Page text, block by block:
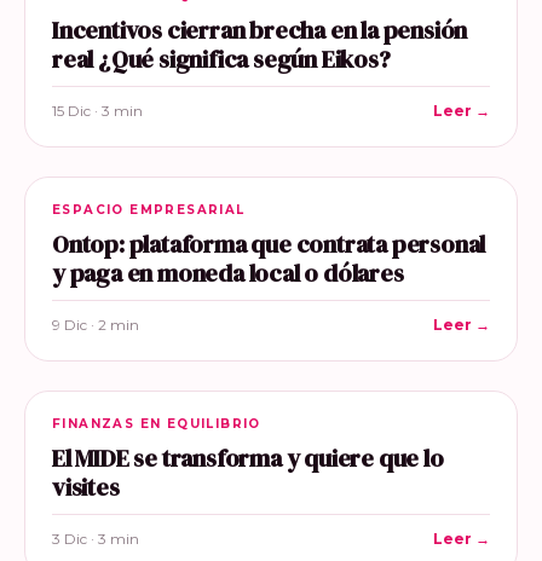
Incentivos cierran brecha en la pensión
real ¿Qué significa según Eikos?
15 Dic · 3 min Leer →
ESPACIO EMPRESARIAL
Ontop: plataforma que contrata personal
y paga en moneda local o dólares
9 Dic · 2 min Leer →
FINANZAS EN EQUILIBRIO
El MIDE se transforma y quiere que lo
visites
3 Dic · 3 min Leer →